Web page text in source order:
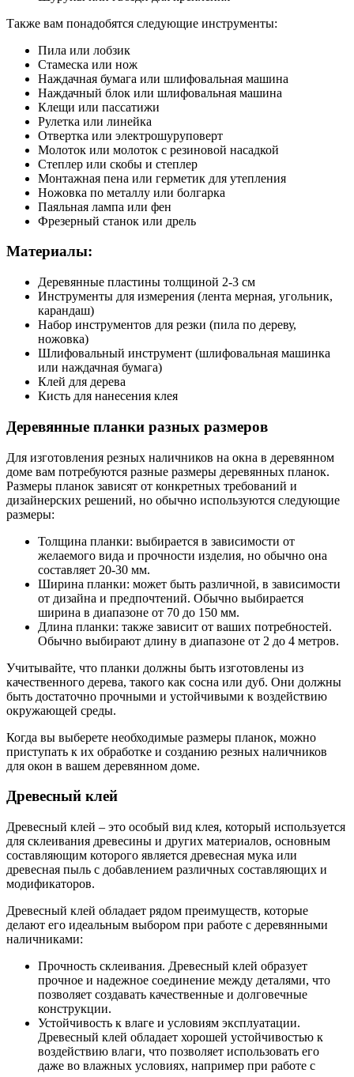
Также вам понадобятся следующие инструменты:
Пила или лобзик
Стамеска или нож
Наждачная бумага или шлифовальная машина
Наждачный блок или шлифовальная машина
Клещи или пассатижи
Рулетка или линейка
Отвертка или электрошуруповерт
Молоток или молоток с резиновой насадкой
Степлер или скобы и степлер
Монтажная пена или герметик для утепления
Ножовка по металлу или болгарка
Паяльная лампа или фен
Фрезерный станок или дрель
Материалы:
Деревянные пластины толщиной 2-3 см
Инструменты для измерения (лента мерная, угольник,
карандаш)
Набор инструментов для резки (пила по дереву,
ножовка)
Шлифовальный инструмент (шлифовальная машинка
или наждачная бумага)
Клей для дерева
Кисть для нанесения клея
Деревянные планки разных размеров
Для изготовления резных наличников на окна в деревянном
доме вам потребуются разные размеры деревянных планок.
Размеры планок зависят от конкретных требований и
дизайнерских решений, но обычно используются следующие
размеры:
Толщина планки: выбирается в зависимости от
желаемого вида и прочности изделия, но обычно она
составляет 20-30 мм.
Ширина планки: может быть различной, в зависимости
от дизайна и предпочтений. Обычно выбирается
ширина в диапазоне от 70 до 150 мм.
Длина планки: также зависит от ваших потребностей.
Обычно выбирают длину в диапазоне от 2 до 4 метров.
Учитывайте, что планки должны быть изготовлены из
качественного дерева, такого как сосна или дуб. Они должны
быть достаточно прочными и устойчивыми к воздействию
окружающей среды.
Когда вы выберете необходимые размеры планок, можно
приступать к их обработке и созданию резных наличников
для окон в вашем деревянном доме.
Древесный клей
Древесный клей – это особый вид клея, который используется
для склеивания древесины и других материалов, основным
составляющим которого является древесная мука или
древесная пыль с добавлением различных составляющих и
модификаторов.
Древесный клей обладает рядом преимуществ, которые
делают его идеальным выбором при работе с деревянными
наличниками:
Прочность склеивания. Древесный клей образует
прочное и надежное соединение между деталями, что
позволяет создавать качественные и долговечные
конструкции.
Устойчивость к влаге и условиям эксплуатации.
Древесный клей обладает хорошей устойчивостью к
воздействию влаги, что позволяет использовать его
даже во влажных условиях, например при работе с